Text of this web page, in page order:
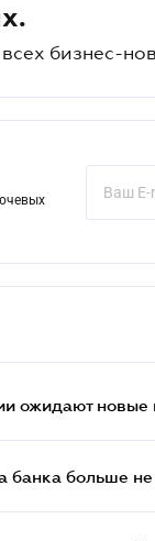
бизнес-
ожидают новые
банка больше